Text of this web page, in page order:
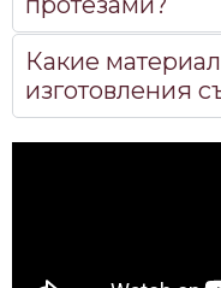
Какие
изготовления